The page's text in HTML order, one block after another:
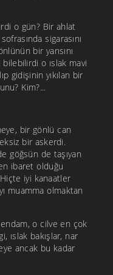
o gün? Bir ahlat
sigarasını
bir yarısını
bilebilirdi o ıslak mavi
gidişinin yıkılan bir
Kim?...
bir gönlü can
bir askerdi.
göğsün de taşıyan
ibaret olduğu
Hiçte iyi kanaatler
muamma olmaktan
o cilve en çok
ıslak bakışlar, nar
ancak bu kadar